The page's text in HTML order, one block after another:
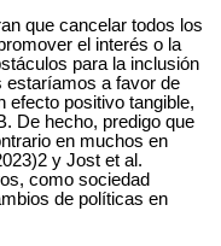
que cancelar todos los
el interés o la
para la inclusión
estaríamos a favor de
efecto positivo tangible,
De hecho, predigo que
en muchos en
y Jost et al.
como sociedad
de políticas en